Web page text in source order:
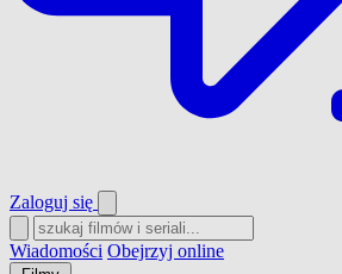
Zaloguj się
Wiadomości Obejrzyj online